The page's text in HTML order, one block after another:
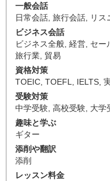
一般会話
日常会話 旅行会話 リス
ビジネス会話
ビジネス全般 経営 セー
旅行業 貿易
資格対策
TOEIC TOEFL IELTS
受験対策
中学受験 高校受験 大学
趣味と学ぶ
ギター
添削や翻訳
添削
レッスン料金